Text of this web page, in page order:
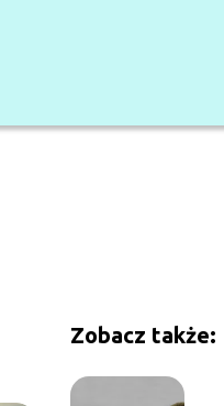
Zobacz także: